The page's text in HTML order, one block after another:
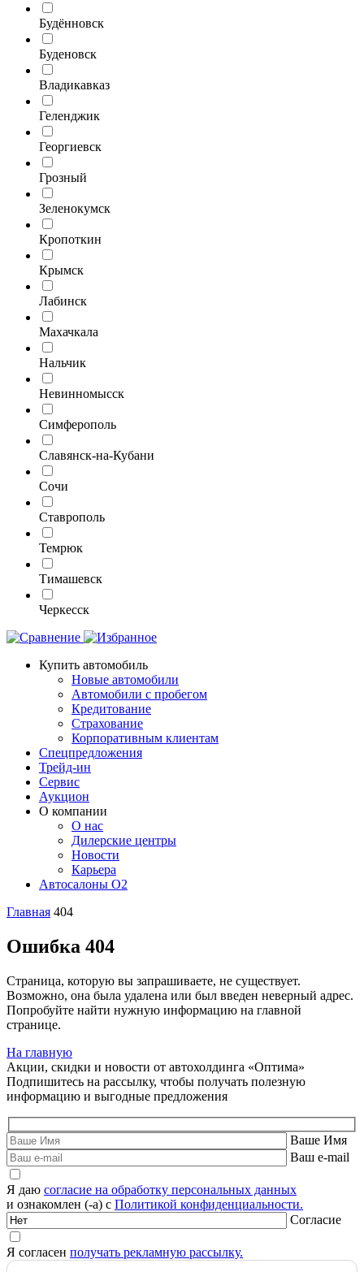
Будённовск
Буденовск
Владикавказ
Геленджик
Георгиевск
Грозный
Зеленокумск
Кропоткин
Крымск
Лабинск
Махачкала
Нальчик
Невинномысск
Симферополь
Славянск-на-Кубани
Сочи
Ставрополь
Темрюк
Тимашевск
Черкесск
Купить автомобиль
Новые автомобили
Автомобили с пробегом
Кредитование
Страхование
Корпоративным клиентам
Спецпредложения
Трейд-ин
Сервис
Аукцион
О компании
О нас
Дилерские центры
Новости
Карьера
Автосалоны O2
Главная 404
Ошибка 404
Страница, которую вы запрашиваете, не существует.
Возможно, она была удалена или был введен неверный адрес.
Попробуйте найти нужную информацию на главной
странице.
На главную
Акции, скидки и новости от автохолдинга «Оптима»
Подпишитесь на рассылку, чтобы получать полезную
информацию и выгодные предложения
Ваше Имя
Ваш e-mail
Я даю согласие на обработку персональных данных
и ознакомлен (-а) с Политикой конфиденциальности.
Согласие
Я согласен получать рекламную рассылку.